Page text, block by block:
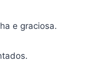
e graciosa.